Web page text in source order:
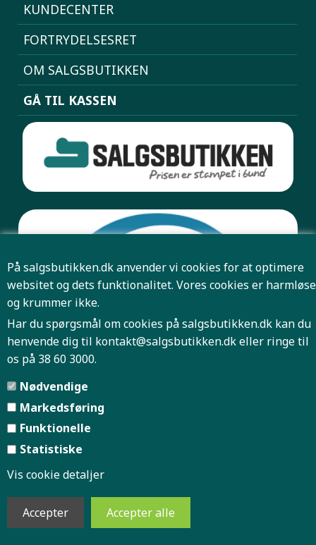
På salgsbutikken.dk anvender vi cookies for at optimere
websitet og dets funktionalitet. Vores cookies er harmløse
og krummer ikke.
Har du spørgsmål om cookies på salgsbutikken.dk kan du
henvende dig til kontakt@salgsbutikken.dkeller ringe til
os på 38 60 3000.
Nødvendige
Markedsføring
Funktionelle
Statistiske
Vis cookie detaljer
KUNDECENTER
FORTRYDELSESRET
OM SALGSBUTIKKEN
GÅ TIL KASSEN
Pris og antal er først bindende når Salgsbutikken har
Handelsbetingelser
Køb retur label |